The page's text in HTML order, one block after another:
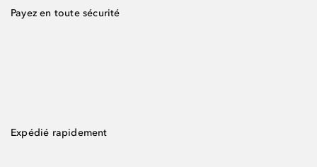
Payez en toute sécurité
Expédié rapidement